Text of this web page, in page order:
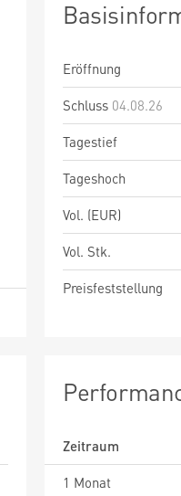
Eröffnung
Schluss 04.08.26
Tagestief
Tageshoch
Vol. (EUR)
Vol. Stk.
Preisfeststellung
Zeitraum
1 Monat